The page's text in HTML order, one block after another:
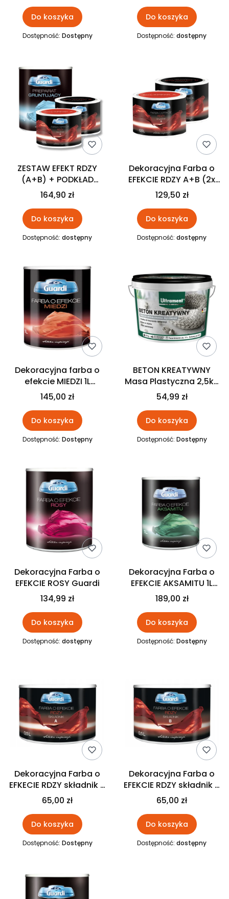
Do koszyka
Dostępność: Dostępny
Do koszyka
Dostępność: dostępny
ZESTAW EFEKT RDZY
(A+B) + PODKŁAD
KAM/21 1,5kg GUARDI
164,90 zł
Do koszyka
Dostępność: dostępny
Dekoracyjna Farba o
EFEKCIE RDZY A+B (2x
0,5l.) GUARDI
129,50 zł
Do koszyka
Dostępność: dostępny
Dekoracyjna farba o
efekcie MIEDZI 1L
Francesco GUARDI
Collezione
145,00 zł
Do koszyka
Dostępność: Dostępny
BETON KREATYWNY
Masa Plastyczna 2,5kg
ULTRAMENT
54,99 zł
Do koszyka
Dostępność: Dostępny
Dekoracyjna Farba o
EFEKCIE ROSY Guardi
134,99 zł
Do koszyka
Dostępność: dostępny
Dekoracyjna Farba o
EFEKCIE AKSAMITU 1L
Guardi
189,00 zł
Do koszyka
Dostępność: Dostępny
Dekoracyjna Farba o
EFKECIE RDZY składnik A
0,5L GUARDI
65,00 zł
Do koszyka
Dostępność: Dostępny
Dekoracyjna Farba o
EFEKCIE RDZY składnik B
0,5L GUARDI
65,00 zł
Do koszyka
Dostępność: dostępny